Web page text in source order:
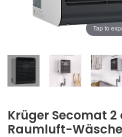
Tap to
Krüger Secomat
Raumluft-